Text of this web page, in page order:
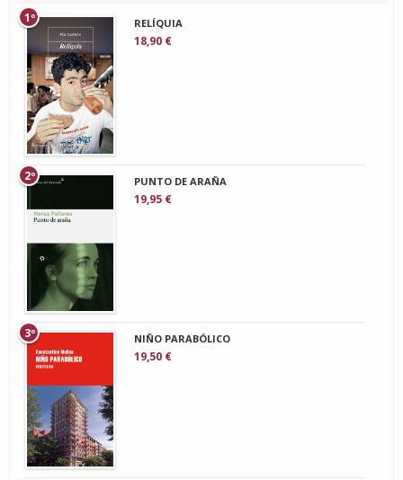
RELÍQUIA
18,90 €
1º
PUNTO DE ARAÑA
19,95 €
2º
NIÑO PARABÓLICO
19,50 €
3º